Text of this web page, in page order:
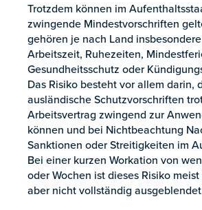
Trotzdem können im
zwingende Mindestvorschriften
gehören je nach Land
Arbeitszeit, Ruhezeiten,
Gesundheitsschutz oder
Das Risiko besteht vor allem darin,
ausländische Schutzvorschriften
Arbeitsvertrag zwingend zur
können und bei Nichtbeachtung
Sanktionen oder Streitigkeiten im
Bei einer kurzen Workation von
oder Wochen ist dieses Risiko
aber nicht vollständig